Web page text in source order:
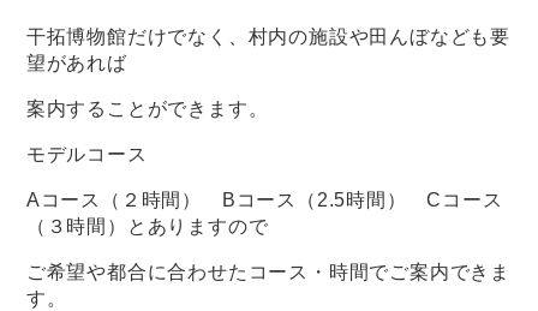
干拓博物館だけでなく、村内の施設や田んぼなども要
望があれば
案内することができます。
モデルコース
Aコース（２時間） Bコース（2.5時間） Cコース
（３時間）とありますので
ご希望や都合に合わせたコース・時間でご案内できま
す。